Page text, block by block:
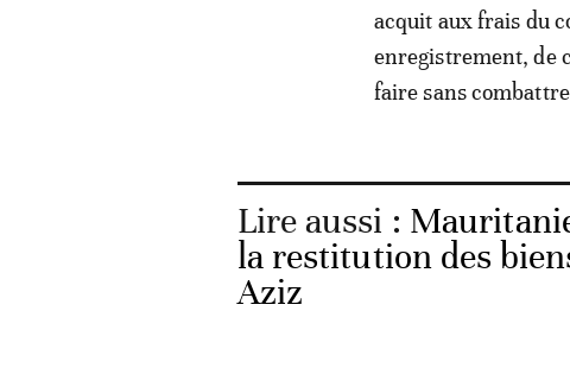
acquit aux frais du
enregistrement, de
faire sans
Lire aussi :
la restitution des
Aziz